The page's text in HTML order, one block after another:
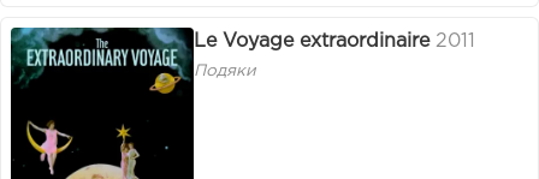
Le Voyage extraordinaire 2011
Подяки